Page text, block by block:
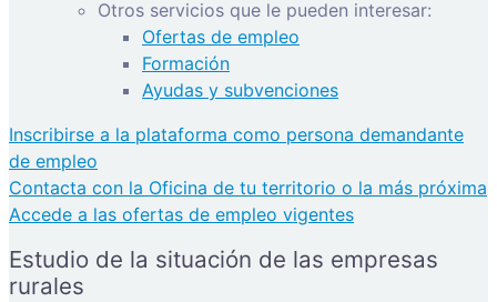
Otros servicios que le pueden interesar:
Ofertas de empleo
Formación
Ayudas y subvenciones
Inscribirse a la plataforma como persona demandante
de empleo
Contacta con la Oficina de tu territorio o la más próxima
Accede a las ofertas de empleo vigentes
Estudio de la situación de las empresas
rurales